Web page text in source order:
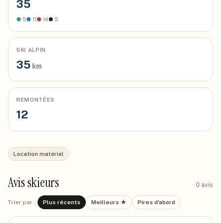
35
● 5● 11● 14● 5
SKI ALPIN
35 km
REMONTÉES
12
Location matériel
Avis skieurs 0 avis
Trier par : Plus récents Meilleurs ★ Pires d'abord